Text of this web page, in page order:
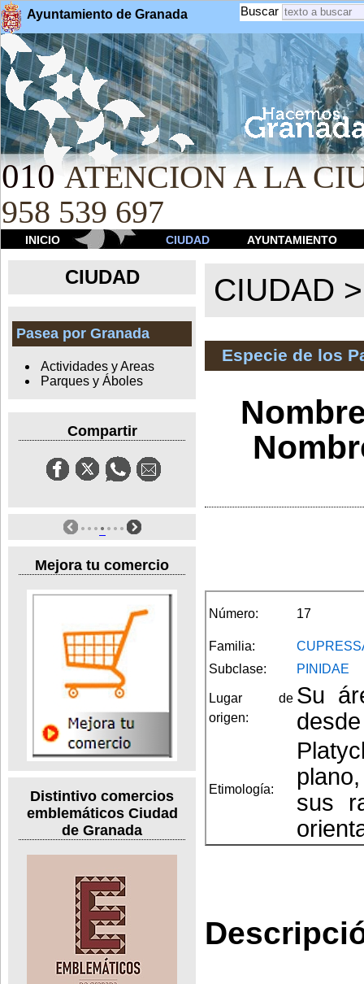
Ayuntamiento de Granada Buscar
010 ATENCION A LA
958 539 697
INICIO CIUDAD AYUNTAMIENTO
CIUDAD
Pasea por Granada
Actividades y Areas
Parques y Áboles
Compartir
Mejora tu comercio
Distintivo comercios
emblemáticos Ciudad
de Granada
CIUDAD
Especie de los
Número: 17
Familia:
Subclase:
PINIDAE
Lugar de
origen:
Su
Etimología:
sus